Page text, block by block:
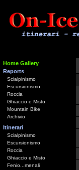
Home Gallery
Reports
Scialpinismo
Escursionismo
Roccia
Ghiaccio e Misto
Mountain Bike
Archivio
Itinerari
Scialpinismo
Escursionismo
Roccia
Ghiaccio e Misto
Fenio...menali